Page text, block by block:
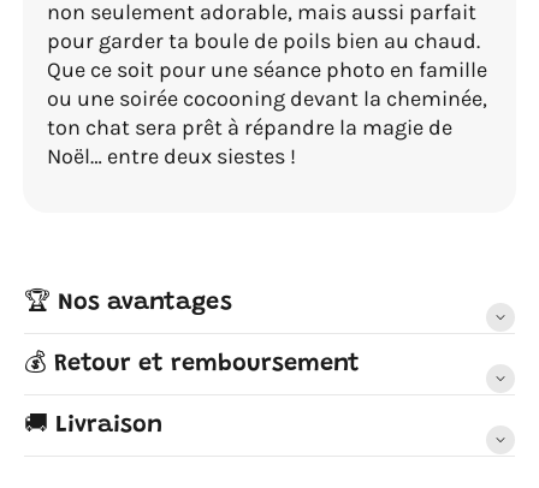
non seulement adorable, mais aussi parfait
pour garder ta boule de poils bien au chaud.
Que ce soit pour une séance photo en famille
ou une soirée cocooning devant la cheminée,
ton chat sera prêt à répandre la magie de
Noël… entre deux siestes !
🏆 Nos avantages
💰 Retour et remboursement
🚚 Livraison